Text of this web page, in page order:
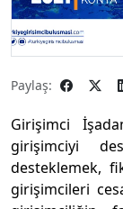
Paylaş:
Girişimci
girişimciyi
desteklemek,
girişimcileri